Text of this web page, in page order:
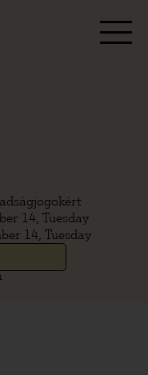
14, Tuesday
14, Tuesday